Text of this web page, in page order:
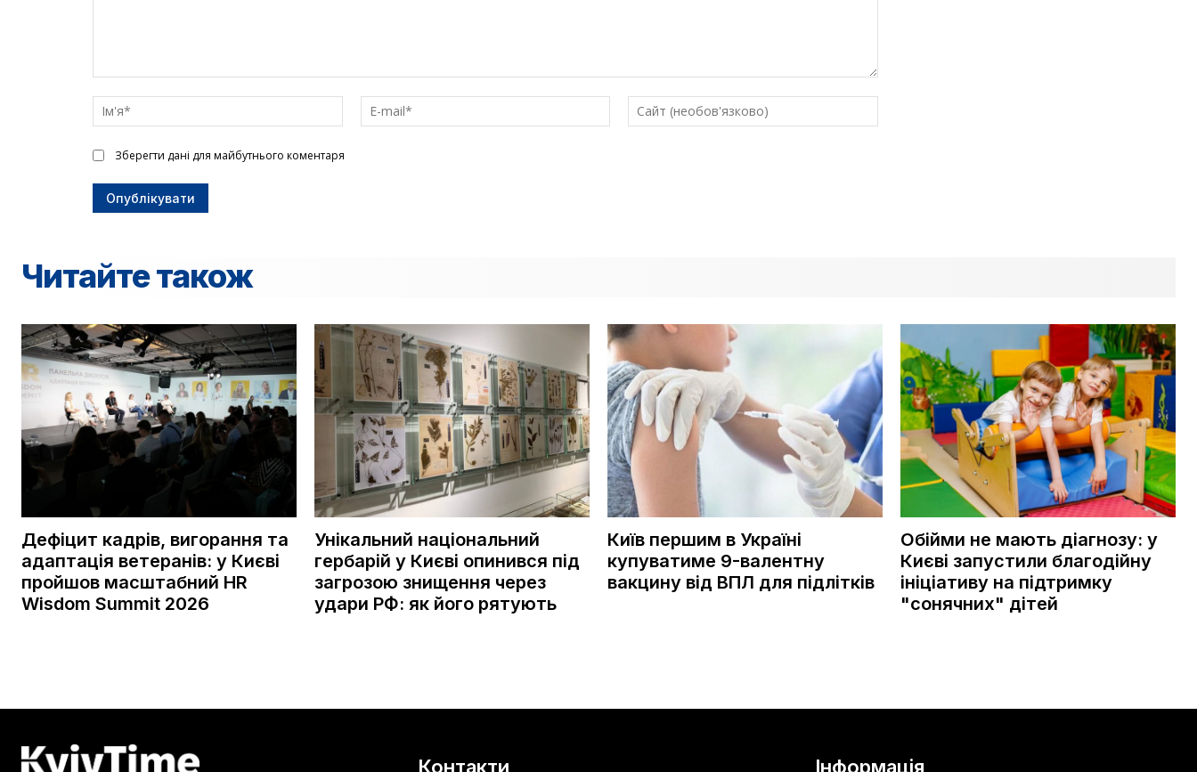
текст
Ім'я*
mail*
(необов'язково)
Зберегти дані для майбутнього коментаря
Читайте також
Дефіцит кадрів, вигорання та
адаптація ветеранів: у Києві
пройшов масштабний HR
Wisdom Summit 2026
Унікальний національний
гербарій у Києві опинився під
загрозою знищення через
удари РФ: як його рятують
Київ першим в Україні
купуватиме 9-валентну
вакцину від ВПЛ для підлітків
Обійми не мають діагнозу: у
Києві запустили благодійну
ініціативу на підтримку
"сонячних" дітей
Контакти Інформація